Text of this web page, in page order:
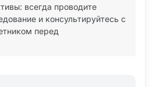
всегда проводите
и консультируйтесь с
перед